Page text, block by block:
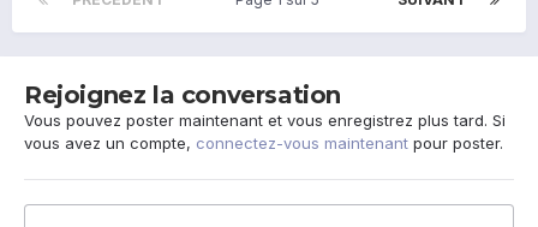
Rejoignez la conversation
Vous pouvez poster maintenant et vous enregistrez plus tard. Si
vous avez un compte, connectez-vous maintenant pour poster.